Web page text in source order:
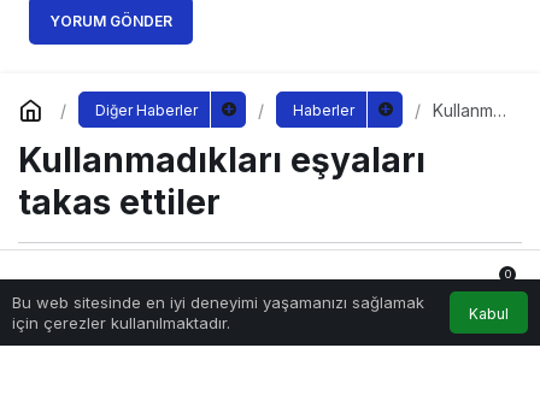
YORUM GÖNDER
Diğer Haberler Haberler
Kullanma
Kullanmadıkları eşyaları
takas ettiler
Sağlıklı.Orgtarafından yayınlandı
1 Ekim 2022, 14:20yayınlandı
185
Bu web sitesinde en iyi deneyimi yaşamanızı sağlamak
için çerezler kullanılmaktadır.
Kabul
Anasayfa Akış Hesabım Bildirimler
0